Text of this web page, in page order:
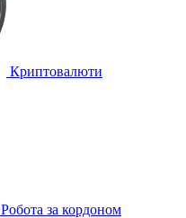
Криптовалюти
Робота за кордоном